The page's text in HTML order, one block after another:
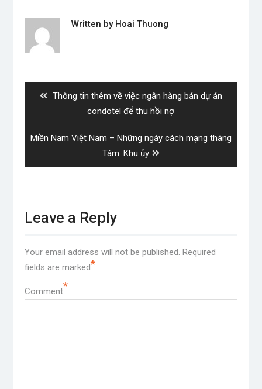
Written by Hoai Thuong
Previous
Thông tin thêm về việc ngân hàng bán dự án
condotel để thu hồi nợ
Next
Miền Nam Việt Nam – Những ngày cách mạng tháng
Tám: Khu ủy
Leave a Reply
Your email address will not be published. Required
fields are marked*
Comment*